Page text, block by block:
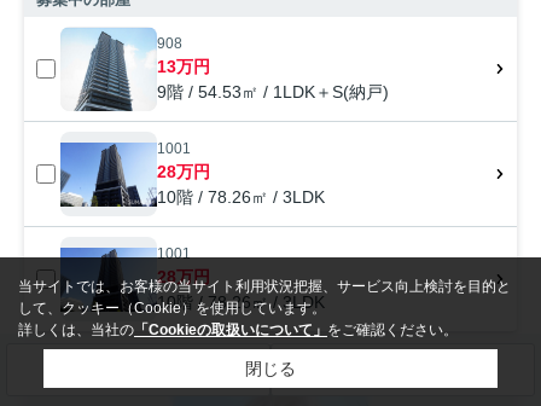
908
13万円
9階 / 54.53㎡ / 1LDK＋S(納戸)
1001
28万円
10階 / 78.26㎡ / 3LDK
1001
28万円
10階 / 78.26㎡ / 3LDK
当サイトでは、お客様の当サイト利用状況把握、サービス向上検討を目的と
して、クッキー（Cookie）を使用しています。
詳しくは、当社の 「Cookieの取扱いについて」 をご確認ください。
閉じる